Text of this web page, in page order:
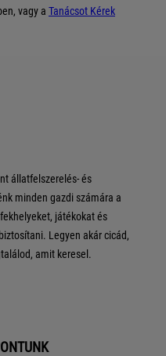
vagy a Tanácsot Kérek
állatfelszerelés- és
minden gazdi számára a
játékokat és
Legyen akár cicád,
amit keresel.